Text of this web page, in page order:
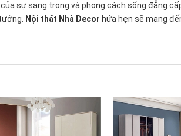
sự sang trọng và phong cách sống đẳng
Nội thất Nhà Decor hứa hẹn sẽ mang